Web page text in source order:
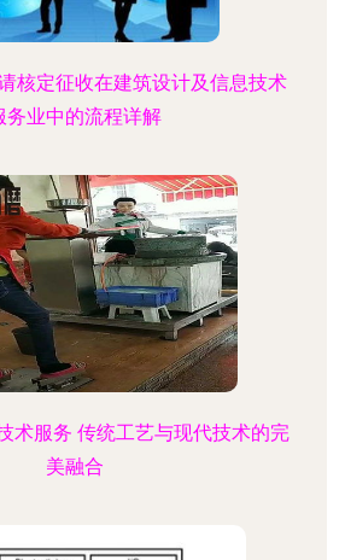
核定征收在建筑设计及信息技术
务业中的流程详解
术服务 传统工艺与现代技术的完
美融合